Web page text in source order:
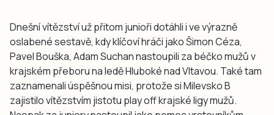
Dnešní vítězství už přitom junioři dotáhli i ve výrazně
oslabené sestavě, kdy klíčoví hráči jako Šimon Céza,
Pavel Bouška, Adam Suchan nastoupili za béčko mužů v
krajském přeboru na ledě Hluboké nad Vltavou. Také tam
zaznamenali úspěšnou misi, protože si Milevsko B
zajistilo vítězstvím jistotu play off krajské ligy mužů.